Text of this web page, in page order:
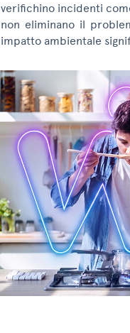
verifichino incidenti
non eliminano il
impatto ambientale